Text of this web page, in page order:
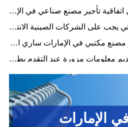
◆ ما هي متطلبات البيئة في اتفاقية تأجير مصنع صناعي في الإمارات؟
◆ ما هي الفروق الثقافية التي يجب على الشركات الصينية الانتباه إليها عند توقيع اتفاقيات إيجار مصانع مكاتب في الإمارات؟
◆ كيف تضمن أن عقد إيجار مصنع مكتبي في الإمارات ساري المفعول قانونياً؟
◆ ما هو احتمال اكتشاف تقديم معلومات مزورة عند التقدم بطلب للحصول على شهادة عدم ممانعة (NOC) في الإمارات؟
الإمارات